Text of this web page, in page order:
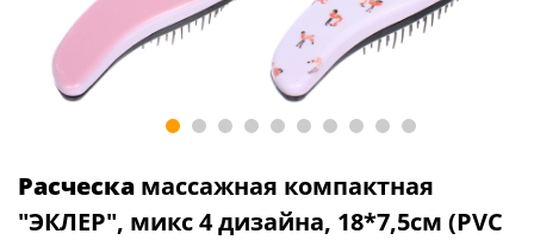
Расческа массажная компактная
"ЭКЛЕР", микс 4 дизайна, 18*7,5см (PVC